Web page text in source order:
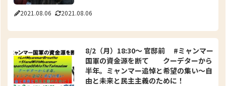
2021.08.06 2021.08.06
8/2（月）18:30～ 官邸前 #ミャンマー
国軍の資金源を断て クーデターから
半年。ミャンマー追悼と希望の集い～自
由と未来と民主主義のために！